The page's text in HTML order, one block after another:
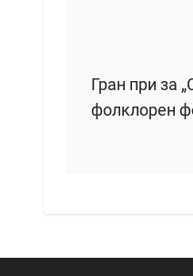
Гран при за
фолклорен